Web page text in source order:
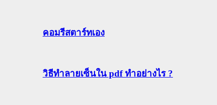
คอมรีสตาร์ทเอง
วิธีทําลายเซ็นใน pdf ทำอย่างไร ?